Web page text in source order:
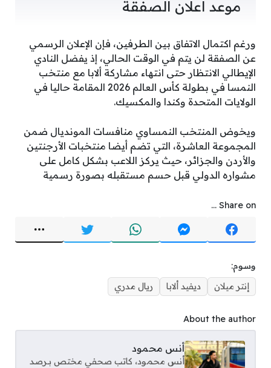
موعد اعلان الصفقة
ورغم اكتمال الاتفاق بين الطرفين، فإن الإعلان الرسمي
عن الصفقة لن يتم في الوقت الحالي، إذ يفضل النادي
الإيطالي الانتظار حتى انتهاء مشاركة ألابا مع منتخب
النمسا في بطولة كأس العالم 2026 المقامة حاليا في
الولايات المتحدة وكندا والمكسيك.
ويخوض المنتخب النمساوي منافسات المونديال ضمن
المجموعة العاشرة، التي تضم أيضا منتخبات الأرجنتين
والأردن والجزائر، حيث يركز اللاعب بشكل كامل على
مشواره الدولي قبل حسم مستقبله بصورة رسمية
Share on ...
وسوم:
إنتر ميلان
ديفيد ألابا ريال مدري
About the author
أنس محمود
أنس محمود، كاتب صحفي مختص بـرصد